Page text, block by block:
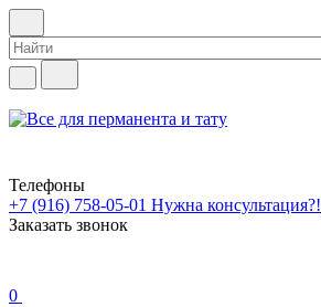
Телефоны
+7 (916) 758-05-01 Нужна консультация?!
Заказать звонок
0